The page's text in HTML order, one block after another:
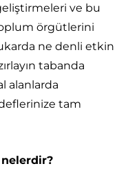
ve bu
örgütlerini
ne denli etkin
tabanda
alanlarda
tam